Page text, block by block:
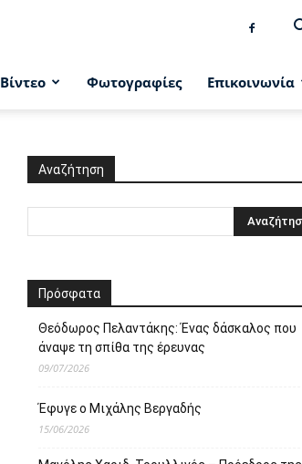
Βίντεο Φωτογραφίες Επικοινωνία
Αναζήτηση
Πρόσφατα
Θεόδωρος Πελαντάκης: Ένας δάσκαλος που
άναψε τη σπίθα της έρευνας
09/07/2026
Έφυγε ο Μιχάλης Βεργαδής
15/06/2026